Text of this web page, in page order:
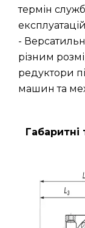
термін
-
різним
редуктори
машин та